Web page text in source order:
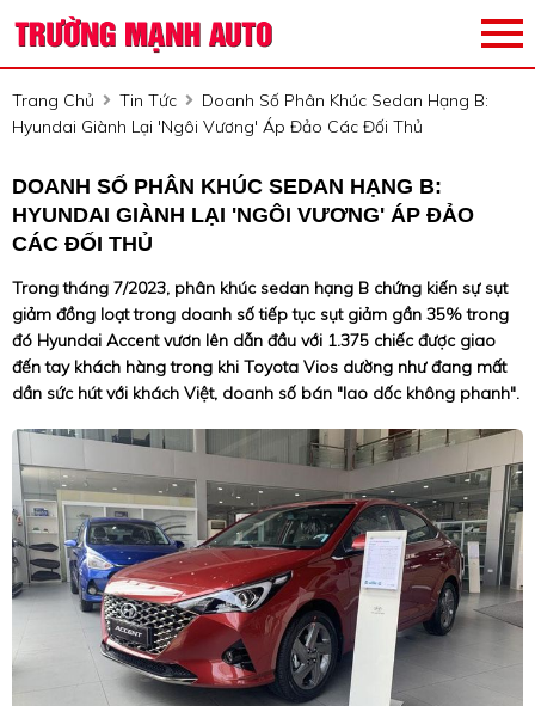
Trang Chủ Tin Tức
Doanh Số Phân Khúc Sedan Hạng B:
Hyundai Giành Lại 'ngôi Vương' Áp Đảo Các Đối Thủ
DOANH SỐ PHÂN KHÚC SEDAN HẠNG B:
HYUNDAI GIÀNH LẠI 'NGÔI VƯƠNG' ÁP ĐẢO
CÁC ĐỐI THỦ
Trong tháng 7/2023, phân khúc sedan hạng B chứng kiến sự sụt
giảm đồng loạt trong doanh số tiếp tục sụt giảm gần 35% trong
đó Hyundai Accent vươn lên dẫn đầu với 1.375 chiếc được giao
đến tay khách hàng trong khi Toyota Vios dường như đang mất
dần sức hút với khách Việt, doanh số bán "lao dốc không phanh".